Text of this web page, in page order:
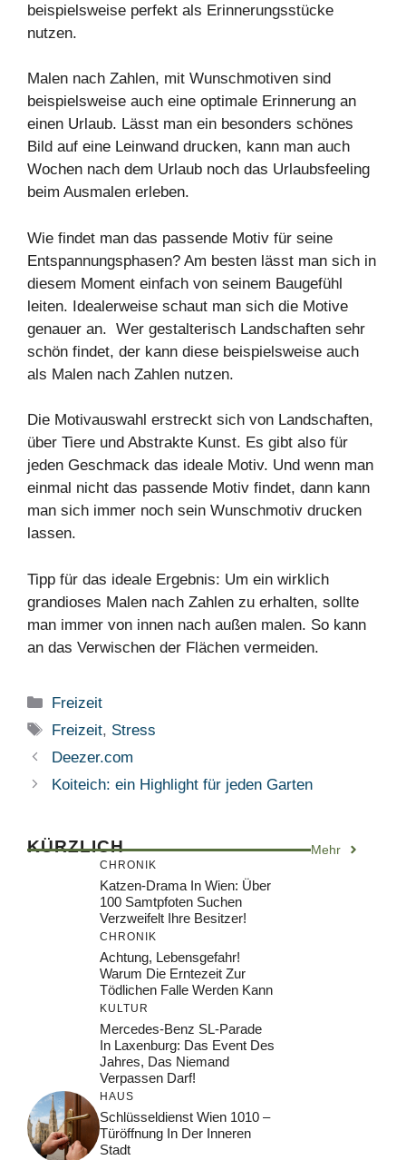
beispielsweise perfekt als Erinnerungsstücke
nutzen.
Malen nach Zahlen, mit Wunschmotiven sind
beispielsweise auch eine optimale Erinnerung an
einen Urlaub. Lässt man ein besonders schönes
Bild auf eine Leinwand drucken, kann man auch
Wochen nach dem Urlaub noch das Urlaubsfeeling
beim Ausmalen erleben.
Wie findet man das passende Motiv für seine
Entspannungsphasen? Am besten lässt man sich in
diesem Moment einfach von seinem Baugefühl
leiten. Idealerweise schaut man sich die Motive
genauer an. Wer gestalterisch Landschaften sehr
schön findet, der kann diese beispielsweise auch
als Malen nach Zahlen nutzen.
Die Motivauswahl erstreckt sich von Landschaften,
über Tiere und Abstrakte Kunst. Es gibt also für
jeden Geschmack das ideale Motiv. Und wenn man
einmal nicht das passende Motiv findet, dann kann
man sich immer noch sein Wunschmotiv drucken
lassen.
Tipp für das ideale Ergebnis: Um ein wirklich
grandioses Malen nach Zahlen zu erhalten, sollte
man immer von innen nach außen malen. So kann
an das Verwischen der Flächen vermeiden.
Kategorien
Freizeit
Schlagwörter
Freizeit, Stress
Deezer.com
Koiteich: ein Highlight für jeden Garten
KÜRZLICH Mehr
CHRONIK
Katzen-Drama In Wien: Über
100 Samtpfoten Suchen
Verzweifelt Ihre Besitzer!
CHRONIK
Achtung, Lebensgefahr!
Warum Die Erntezeit Zur
Tödlichen Falle Werden Kann
KULTUR
Mercedes-Benz SL-Parade
In Laxenburg: Das Event Des
Jahres, Das Niemand
Verpassen Darf!
HAUS
Schlüsseldienst Wien 1010 –
Türöffnung In Der Inneren
Stadt